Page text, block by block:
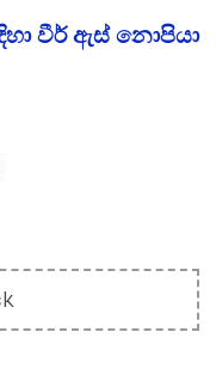
වීර් ඇස් නොපියා